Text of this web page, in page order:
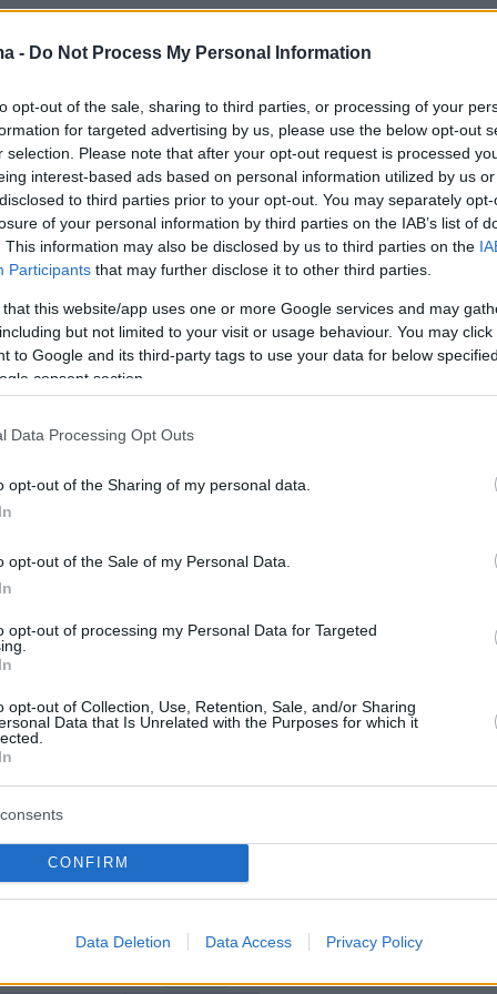
- Do Not Process My Personal Information
opt-out of the sale, sharing to third parties, or processing of your
for targeted advertising by us, please use the below opt-out
selection. Please note that after your opt-out request is processed
interest-based ads based on personal information utilized by us
to third parties prior to your opt-out. You may separately
of your personal information by third parties on the IAB’s list of
This information may also be disclosed by us to third parties on the
Participants that may further disclose it to other third parties.
that this website/app uses one or more Google services and may
but not limited to your visit or usage behaviour. You may
to Google and its third-party tags to use your data for below
consent section.
Data Processing Opt Outs
opt-out of the Sharing of my personal data.
opt-out of the Sale of my Personal Data.
opt-out of processing my Personal Data for Targeted
opt-out of Collection, Use, Retention, Sale, and/or Sharing
Data that Is Unrelated with the Purposes for which it
CONFIRM
Data Deletion Data Access Privacy Policy
troops entered the Sweida region following
acting to protect the Druze minority
pic.twitter.com/9ByOOOZc54
July 15, 2025
και τελεσίγραφο προς τη Δαμασκό
Ισραήλ πραγματοποίησε χθες αεροπορικές
με ακόμη σκληρότερη
του καθεστώτος δεν αποσυρθούν άμεσα
«δεν θα εγκαταλείψει τους Δρούζους»
πολιτική αποστρατιωτικοποίησης»
τη συγκεκριμένη ζώνη. Η επέμβαση του
σε μία εξαιρετικά ευαίσθητη χρονική στιγμή,
ευρύτερης περιφερειακής ανάφλεξης να
government declared a ceasefire Tuesday
and Bedouin groups after days of deadly
as Syrian forces entered a key city in#Sweida